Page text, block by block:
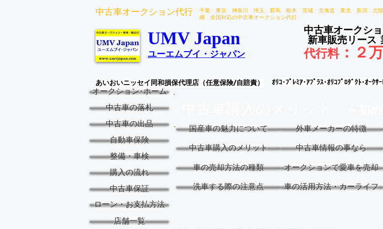
中古車オークション代行
千葉 東京 神奈川 埼玉 群馬 栃木 茨城 北海道 東北 新潟
縄 全国対応の中古車オークション代行
UMV Japan
ユーエムブイ・ジャパン
中古車オークシ
新車販売リース
代行料： ２
あいおいニッセイ同和損保代理店（任意保険/自賠責）
ｵﾘｺ･ﾌﾟﾚﾐｱ･ｱﾌﾟﾗｽ･ｵﾘｺﾌﾟﾛﾀﾞｸﾄ･ｵｰｸ
国産車の魅力について 外車メーカーの特徴
中古車購入のメリット 中古車情報の事なら
車の売却方法の種類 オークションで愛車を売却
洗車する際の注意点 車の活用方法・カーライフ
オークション･ホーム
中古車の落札
中古車の出品
自動車保険
整備・車検
購入の流れ
中古車保証
ローン・お支払方法
店舗一覧